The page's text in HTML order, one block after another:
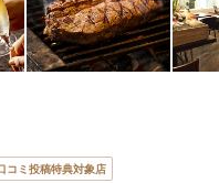
コミ投稿特典対象店